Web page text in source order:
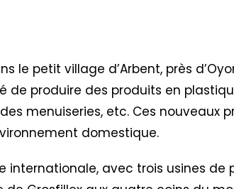
le petit village d’Arbent, près
de produire des produits en
menuiseries, etc. Ces nouveaux
domestique.
avec trois usines de